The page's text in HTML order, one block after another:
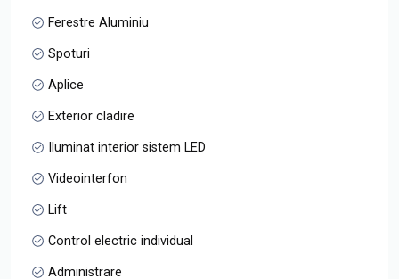
Ferestre Aluminiu
Spoturi
Aplice
Exterior cladire
Iluminat interior sistem LED
Videointerfon
Lift
Control electric individual
Administrare